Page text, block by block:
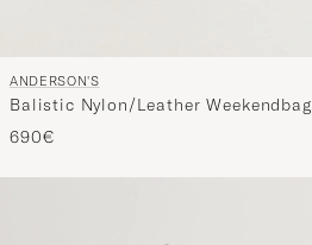
ANDERSON'S
Balistic Nylon/Leather
690€